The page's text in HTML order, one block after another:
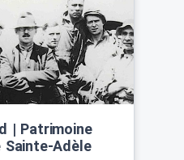
| Patrimoine